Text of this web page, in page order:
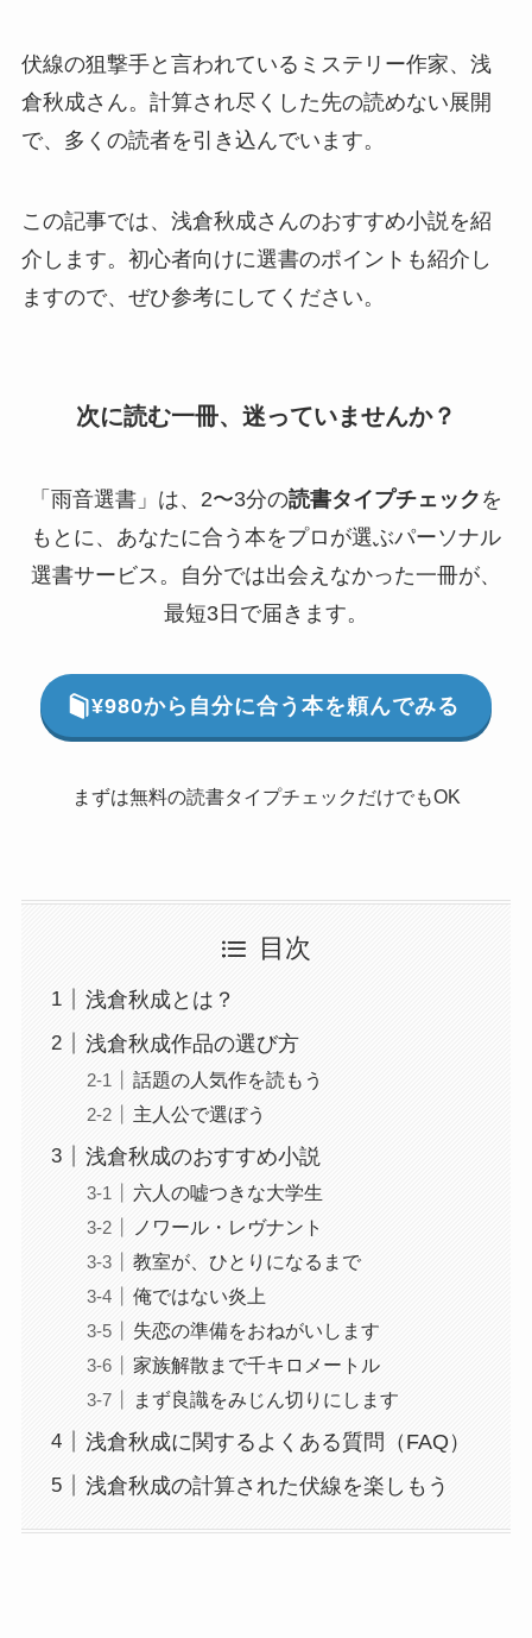
伏線の狙撃手と言われているミステリー作家、浅
倉秋成さん。計算され尽くした先の読めない展開
で、多くの読者を引き込んでいます。
この記事では、浅倉秋成さんのおすすめ小説を紹
介します。初心者向けに選書のポイントも紹介し
ますので、ぜひ参考にしてください。
次に読む一冊、迷っていませんか？
「雨音選書」は、2〜3分の読書タイプチェック を
もとに、あなたに合う本をプロが選ぶパーソナル
選書サービス。自分では出会えなかった一冊が、
最短3日で届きます。
¥980から自分に合う本を頼んでみる
まずは無料の読書タイプチェックだけでもOK
目次
浅倉秋成とは？
浅倉秋成作品の選び方
話題の人気作を読もう
主人公で選ぼう
浅倉秋成のおすすめ小説
六人の嘘つきな大学生
ノワール・レヴナント
教室が、ひとりになるまで
俺ではない炎上
失恋の準備をおねがいします
家族解散まで千キロメートル
まず良識をみじん切りにします
浅倉秋成に関するよくある質問（FAQ）
浅倉秋成の計算された伏線を楽しもう